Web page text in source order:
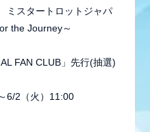
タートロットジャパ
the Journey～
FAN CLUB」先行(抽選)
6/2（火）11:00